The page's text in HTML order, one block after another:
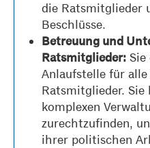
die Ratsmitglieder
Beschlüsse.
Betreuung und
Ratsmitglieder: Sie
Anlaufstelle für alle
Ratsmitglieder.
komplexen
zurechtzufinden,
ihrer politischen